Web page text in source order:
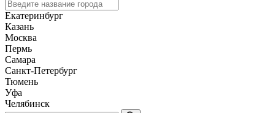
Екатеринбург
Казань
Москва
Пермь
Самара
Санкт-Петербург
Тюмень
Уфа
Челябинск